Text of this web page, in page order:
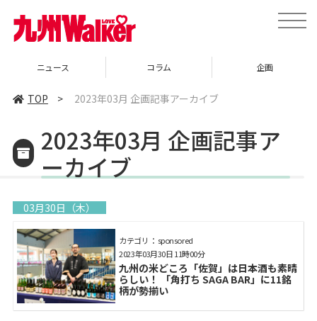
toggle
ニュース コラム 企画
TOP > 2023年03月 企画記事アーカイブ
2023年03月 企画記事ア
ーカイブ
03月30日（木）
カテゴリ： sponsored
九州の米どころ「佐賀」は日本酒も素晴
らしい！ 「角打ち SAGA BAR」に11銘
柄が勢揃い
2023年03月30日 11時00分